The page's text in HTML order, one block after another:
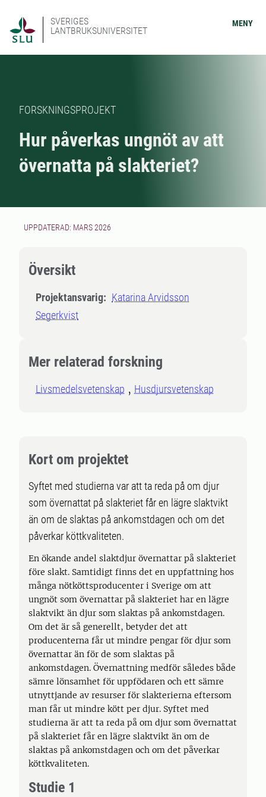
SVERIGES
LANTBRUKSUNIVERSITET
MENY
FORSKNINGSPROJEKT
Hur påverkas ungnöt av att
övernatta på slakteriet?
UPPDATERAD: MARS 2026
Översikt
Projektansvarig: Katarina Arvidsson
Segerkvist
Mer relaterad forskning
Livsmedelsvetenskap Husdjursvetenskap
Kort om projektet
Syftet med studierna var att ta reda på om djur
som övernattat på slakteriet får en lägre slaktvikt
än om de slaktas på ankomstdagen och om det
påverkar köttkvaliteten.
En ökande andel slaktdjur övernattar på slakteriet
före slakt. Samtidigt finns det en uppfattning hos
många nötköttsproducenter i Sverige om att
ungnöt som övernattar på slakteriet har en lägre
slaktvikt än djur som slaktas på ankomstdagen.
Om det är så generellt, betyder det att
producenterna får ut mindre pengar för djur som
övernattar än för de som slaktas på
ankomstdagen. Övernattning medför således både
sämre lönsamhet för uppfödaren och ett sämre
utnyttjande av resurser för slakterierna eftersom
man får ut mindre kött per djur. Syftet med
studierna är att ta reda på om djur som övernattat
på slakteriet får en lägre slaktvikt än om de
slaktas på ankomstdagen och om det påverkar
köttkvaliteten.
Studie 1